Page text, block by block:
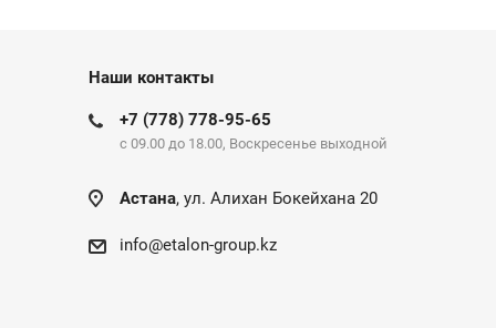
Наши контакты
+7 (778) 778-95-65
c 09.00 до 18.00, Воскресенье выходной
Астана, ул. Алихан Бокейхана 20
info@etalon-group.kz